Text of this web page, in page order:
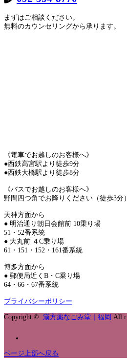
まずはご相談ください。
無料のカウンセリングから承ります。
《電車でお越しのお客様へ》
●西鉄高宮駅より徒歩9分
●西鉄大橋駅より徒歩8分
《バスでお越しのお客様へ》
野間四つ角でお降りください（徒歩3分）
天神方面から
● 明治通り朝日会館前 10乗り場
51・52番系統
● 大丸前 ４C乗り場
61・151・152・161番系統
博多方面から
● 郵便局近くB・C乗り場
64・66・67番系統
プライバシーポリシー
Copyright © 漢方薬なごみ堂｜福岡 All
ページ上部へ戻る